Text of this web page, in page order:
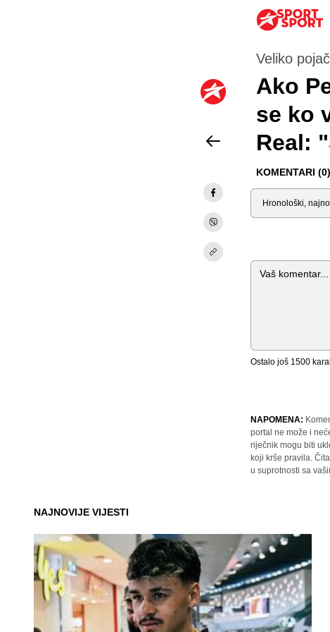
Veliko
Ako
se ko
Real:
KOMENTARI (0)
Sortiraj
Komentar
Ostalo još 1500
NAPOMENA:
portal ne može i
riječnik mogu biti
koji krše pravila.
u suprotnosti sa
NAJNOVIJE VIJESTI